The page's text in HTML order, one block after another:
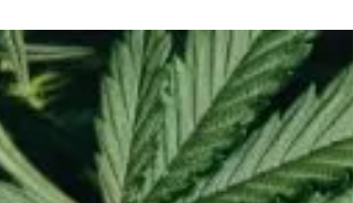
California Prohíbe Productos de
Cáñamo con Cualquier Cantidad
El estado de California implementó una regulación
emergencia que prohíbe productos de cáñamo con